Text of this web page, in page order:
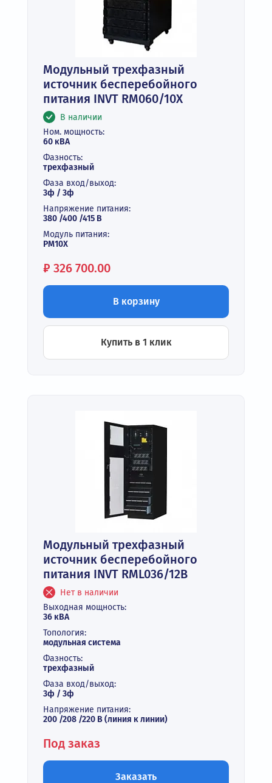
Модульный трехфазный
источник бесперебойного
питания INVT RM060/10X
В наличии
Ном. мощность:
60 кВА
Фазность:
трехфазный
Фаза вход/выход:
3ф / 3ф
Напряжение питания:
380 /400 /415 В
Модуль питания:
PM10X
Цена:
₽ 326 700.00
В корзину
Купить в 1 клик
Модульный трехфазный
источник бесперебойного
питания INVT RML036/12B
Нет в наличии
Выходная мощность:
36 кВА
Топология:
модульная система
Фазность:
трехфазный
Фаза вход/выход:
3ф / 3ф
Напряжение питания:
200 /208 /220 В (линия к линии)
Под заказ
Заказать